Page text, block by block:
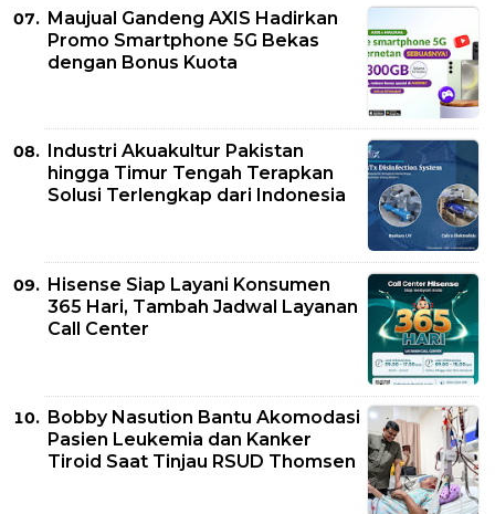
Maujual Gandeng AXIS Hadirkan
Promo Smartphone 5G Bekas
dengan Bonus Kuota
Industri Akuakultur Pakistan
hingga Timur Tengah Terapkan
Solusi Terlengkap dari Indonesia
Hisense Siap Layani Konsumen
365 Hari, Tambah Jadwal Layanan
Call Center
Bobby Nasution Bantu Akomodasi
Pasien Leukemia dan Kanker
Tiroid Saat Tinjau RSUD Thomsen